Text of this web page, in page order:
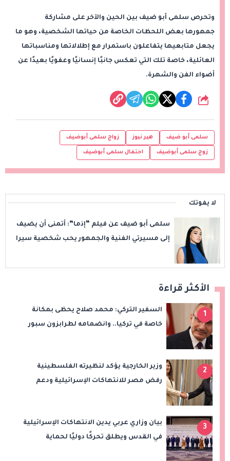
وتحرص سلمى أبو ضيف بين الحين والآخر على مشاركة
جمهورها بعض اللحظات الخاصة من حياتها الشخصية، وهو ما
يجعل متابعيها يتفاعلون باستمرار مع إطلالاتها ومناسباتها
العائلية، خاصة تلك التي تعكس جانبًا إنسانيًا وعفويًا بعيدًا عن
أضواء الفن والشهرة.
شارك
سلمى أبو ضيف هير نيوز زواج سلمى أبوضيف
زوج سلمى أبوضيف احتفال سلمى أبوضيف
لا يفوتك
سلمى أبو ضيف عن فيلم “إذما”: أتمنى أن يضيف
إلى مسيرتي الفنية والجمهور يحب شخصية سيرا
الأكثر قراءة
1
السفير التركي: محمد صلاح يحظى بمكانة
خاصة في تركيا.. وانضمامه لطرابزون سبور
2
وزير الخارجية يؤكد لنظيرته الفلسطينية
رفض مصر للانتهاكات الإسرائيلية ودعم
3
بيان وزاري عربي يدين الانتهاكات الإسرائيلية
في القدس ويطلق تحركًا دوليًا لحماية